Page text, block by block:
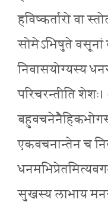
हविष्कर्तारो वा
सोमेऽभिषुते वसूनां
निवासयोग्यस्य
परिचरन्तीति
एकवचनान्तेन च
सुखस्य लाभाय